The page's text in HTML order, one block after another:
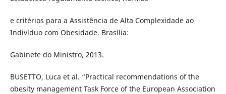
e critérios para a Assistência de Alta Complexidade ao
Indivíduo com Obesidade. Brasília:
Gabinete do Ministro, 2013.
BUSETTO, Luca et al. “Practical recommendations of the
obesity management Task Force of the European Association